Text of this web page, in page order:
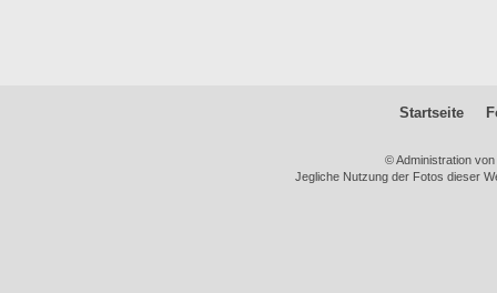
Startseite
© Administration
Jegliche Nutzung der Fotos dieser